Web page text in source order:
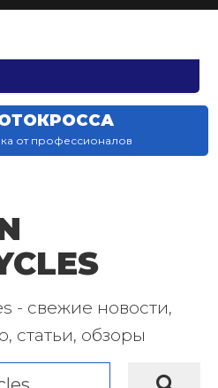
от профессионалов
- свежие новости,
статьи, обзоры